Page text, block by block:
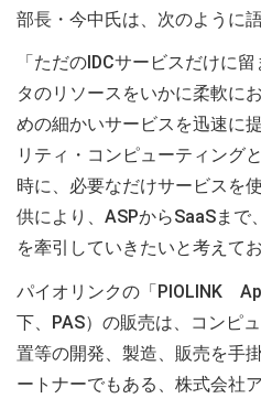
部長・今中氏は、次のように語
「ただのIDCサービスだけに
タのリソースをいかに柔軟に
めの細かいサービスを迅速に
リティ・コンピューティング
時に、必要なだけサービスを
供により、ASPからSaaSまで
を牽引していきたいと考えて
パイオリンクの「PIOLINK
下、PAS）の販売は、コンピ
置等の開発、製造、販売を手
ートナーでもある、株式会社